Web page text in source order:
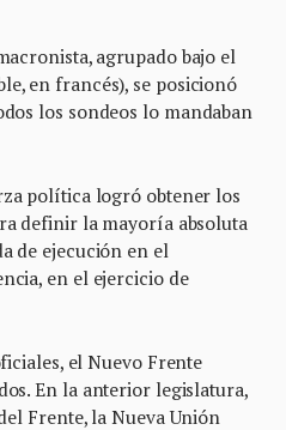
agrupado bajo el
en francés), se posicionó
los sondeos lo mandaban
política logró obtener los
definir la mayoría absoluta
de ejecución en el
en el ejercicio de
el Nuevo Frente
En la anterior legislatura,
Frente, la Nueva Unión